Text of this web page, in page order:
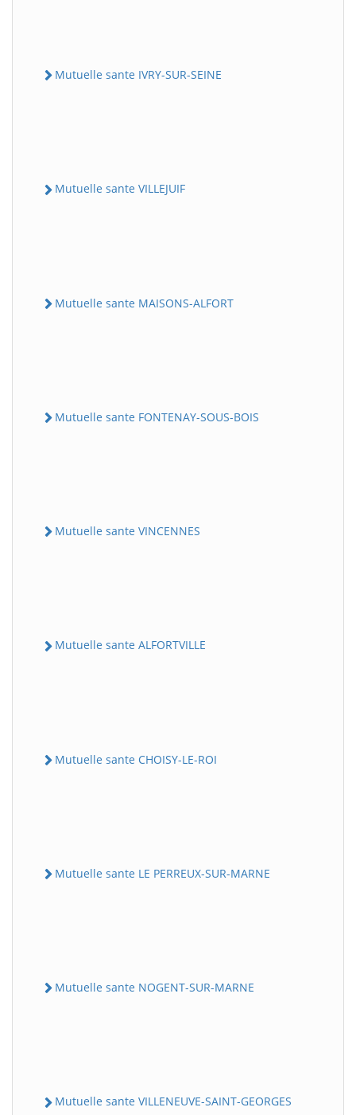
Mutuelle sante IVRY-SUR-SEINE
Mutuelle sante VILLEJUIF
Mutuelle sante MAISONS-ALFORT
Mutuelle sante FONTENAY-SOUS-BOIS
Mutuelle sante VINCENNES
Mutuelle sante ALFORTVILLE
Mutuelle sante CHOISY-LE-ROI
Mutuelle sante LE PERREUX-SUR-MARNE
Mutuelle sante NOGENT-SUR-MARNE
Mutuelle sante VILLENEUVE-SAINT-GEORGES